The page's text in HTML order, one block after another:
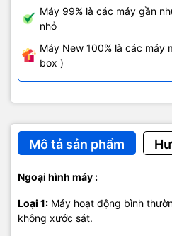
Máy 99% là các máy gần
nhỏ
Máy New 100% là các máy
box )
Mô tả sản phẩm
Ngoại hình máy :
Loại 1: Máy hoạt động bình
không xước sát.